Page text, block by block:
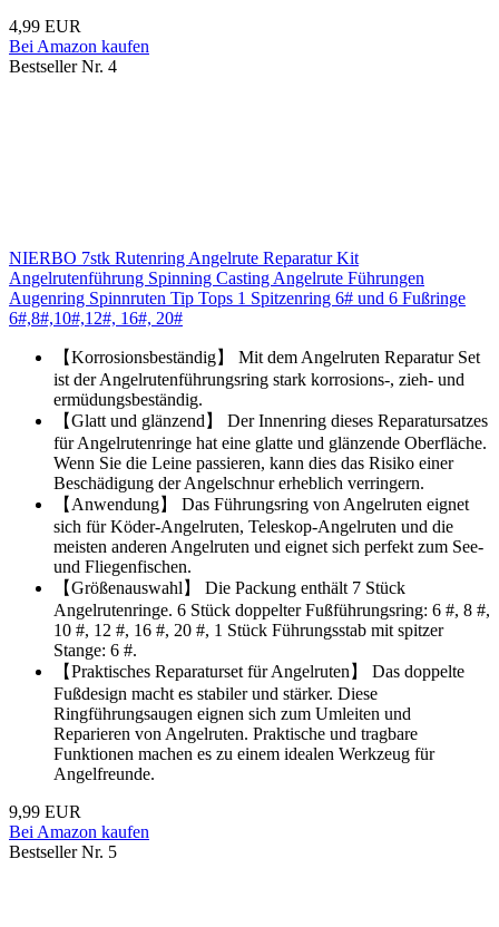
4,99 EUR
Bei Amazon kaufen
Bestseller Nr. 4
NIERBO 7stk Rutenring Angelrute Reparatur Kit
Angelrutenführung Spinning Casting Angelrute Führungen
Augenring Spinnruten Tip Tops 1 Spitzenring 6# und 6 Fußringe
6#,8#,10#,12#, 16#, 20#
【Korrosionsbeständig】 Mit dem Angelruten Reparatur Set
ist der Angelrutenführungsring stark korrosions-, zieh- und
ermüdungsbeständig.
【Glatt und glänzend】 Der Innenring dieses Reparatursatzes
für Angelrutenringe hat eine glatte und glänzende Oberfläche.
Wenn Sie die Leine passieren, kann dies das Risiko einer
Beschädigung der Angelschnur erheblich verringern.
【Anwendung】 Das Führungsring von Angelruten eignet
sich für Köder-Angelruten, Teleskop-Angelruten und die
meisten anderen Angelruten und eignet sich perfekt zum See-
und Fliegenfischen.
【Größenauswahl】 Die Packung enthält 7 Stück
Angelrutenringe. 6 Stück doppelter Fußführungsring: 6 #, 8 #,
10 #, 12 #, 16 #, 20 #, 1 Stück Führungsstab mit spitzer
Stange: 6 #.
【Praktisches Reparaturset für Angelruten】 Das doppelte
Fußdesign macht es stabiler und stärker. Diese
Ringführungsaugen eignen sich zum Umleiten und
Reparieren von Angelruten. Praktische und tragbare
Funktionen machen es zu einem idealen Werkzeug für
Angelfreunde.
9,99 EUR
Bei Amazon kaufen
Bestseller Nr. 5